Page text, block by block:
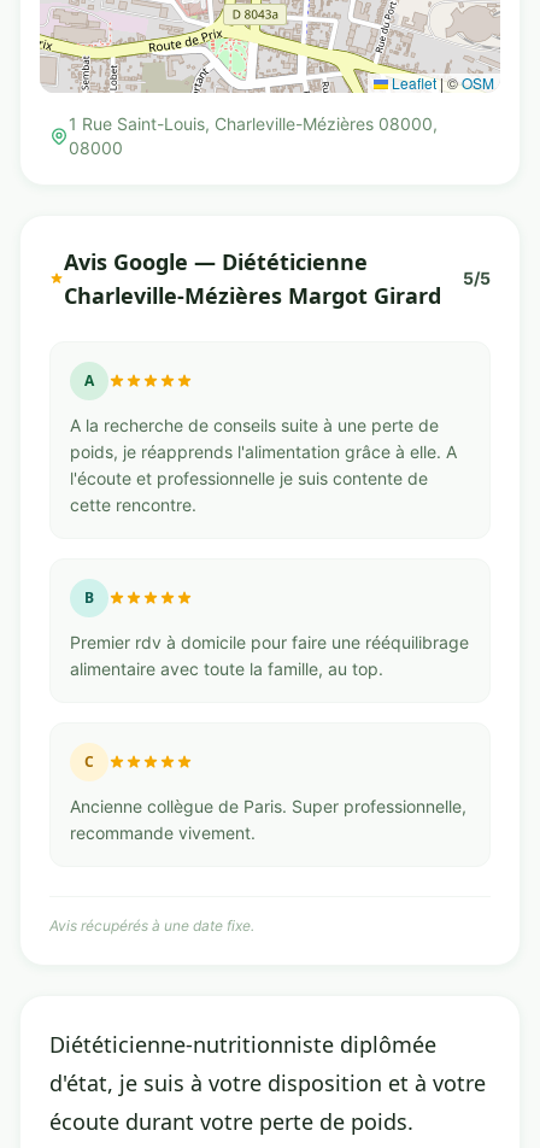
Leaflet|©OSM
1 Rue Saint-Louis, Charleville-Mézières 08000,
08000
Avis Google — Diététicienne
Charleville-Mézières Margot Girard
5/5
A
A la recherche de conseils suite à une perte de
poids, je réapprends l'alimentation grâce à elle. A
l'écoute et professionnelle je suis contente de
cette rencontre.
B
Premier rdv à domicile pour faire une rééquilibrage
alimentaire avec toute la famille, au top.
C
Ancienne collègue de Paris. Super professionnelle,
recommande vivement.
Avis récupérés à une date fixe.
Diététicienne-nutritionniste diplômée
d'état, je suis à votre disposition et à votre
écoute durant votre perte de poids.